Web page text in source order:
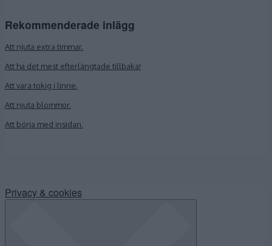
Rekommenderade inlägg
Att njuta extra timmar.
Att ha det mest efterlängtade tillbaka!
Att vara tokig i linne.
Att njuta blommor.
Att börja med insidan.
Privacy & cookies